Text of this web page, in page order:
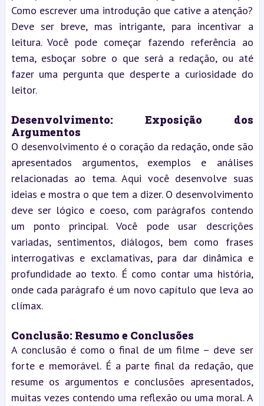
Como escrever uma introdução que cative a atenção?
Deve ser breve, mas intrigante, para incentivar a
leitura. Você pode começar fazendo referência ao
tema, esboçar sobre o que será a redação, ou até
fazer uma pergunta que desperte a curiosidade do
leitor.
Desenvolvimento: Exposição dos
Argumentos
O desenvolvimento é o coração da redação, onde são
apresentados argumentos, exemplos e análises
relacionadas ao tema. Aqui você desenvolve suas
ideias e mostra o que tem a dizer. O desenvolvimento
deve ser lógico e coeso, com parágrafos contendo
um ponto principal. Você pode usar descrições
variadas, sentimentos, diálogos, bem como frases
interrogativas e exclamativas, para dar dinâmica e
profundidade ao texto. É como contar uma história,
onde cada parágrafo é um novo capítulo que leva ao
clímax.
Conclusão: Resumo e Conclusões
A conclusão é como o final de um filme – deve ser
forte e memorável. É a parte final da redação, que
resume os argumentos e conclusões apresentados,
muitas vezes contendo uma reflexão ou uma moral. A